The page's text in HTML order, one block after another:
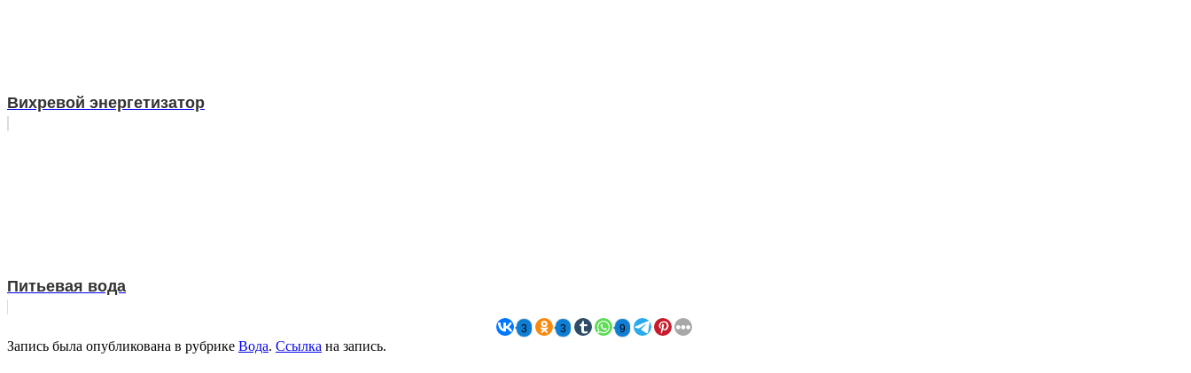
Вихревой энергетизатор
Питьевая вода
3 3 9
Запись была опубликована в рубрике Вода. Ссылка на запись.